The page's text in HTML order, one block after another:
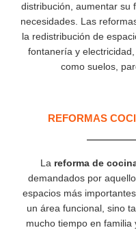
distribución, aumentar su
necesidades. Las
la redistribución de
fontanería y
como suelos,
REFORMAS
La reforma de
demandados por
espacios más
un área funcional, sino
mucho tiempo en familia